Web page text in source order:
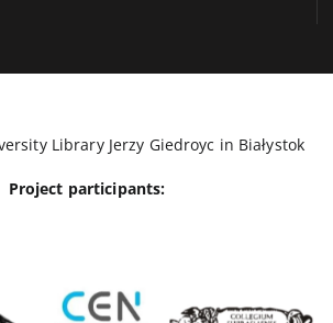
Library Jerzy Giedroyc in Białystok
Project participants: